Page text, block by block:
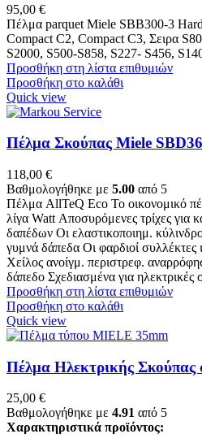
95,00 €
Πέλμα parquet Miele SBB300-3
Compact C2, Compact C3, Σειρα
S2000, S500-S858, S227- S456,
Προσθήκη στη λίστα επιθυμιών
Προσθήκη στο καλάθι
Quick view
Πέλμα Σκούπας Miele
118,00 €
Βαθμολογήθηκε με 5.00 από 5
Πέλμα AllTeQ Eco Το οικονομικό
λίγα Watt Αποσυρόμενες τρίχες για
δαπέδων Οι ελαστικοποιημ.
γυμνά δάπεδα Οι φαρδιοί συλλέκτες
Χείλος ανοίγμ. περιστρεφ.
δάπεδο Σχεδιασμένα για
Προσθήκη στη λίστα επιθυμιών
Προσθήκη στο καλάθι
Quick view
Πέλμα Ηλεκτρικής Σκούπας
25,00 €
Βαθμολογήθηκε με 4.91 από 5
Χαρακτηριστικά προϊόντος: